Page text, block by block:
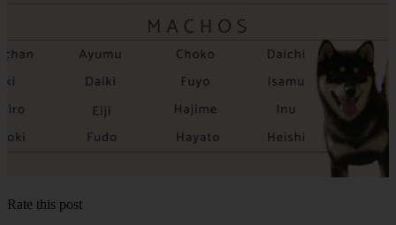
Rate this post